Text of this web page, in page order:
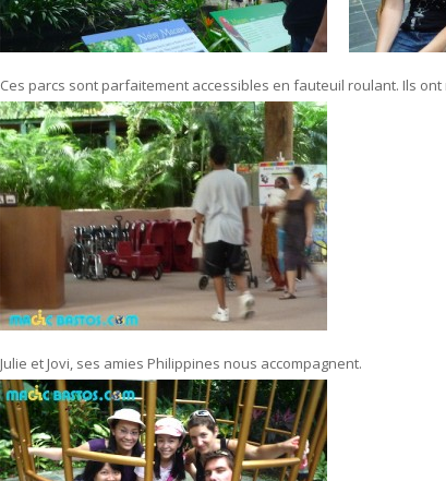
Ces parcs sont parfaitement accessibles en fauteuil roulant. Ils
Julie et Jovi, ses amies Philippines nous accompagnent.